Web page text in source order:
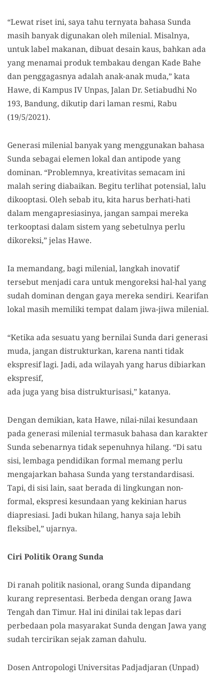
“Lewat riset ini, saya tahu ternyata bahasa Sunda
masih banyak digunakan oleh milenial. Misalnya,
untuk label makanan, dibuat desain kaus, bahkan ada
yang menamai produk tembakau dengan Kade Bahe
dan penggagasnya adalah anak-anak muda,” kata
Hawe, di Kampus IV Unpas, Jalan Dr. Setiabudhi No
193, Bandung, dikutip dari laman resmi, Rabu
(19/5/2021).
Generasi milenial banyak yang menggunakan bahasa
Sunda sebagai elemen lokal dan antipode yang
dominan. “Problemnya, kreativitas semacam ini
malah sering diabaikan. Begitu terlihat potensial, lalu
dikooptasi. Oleh sebab itu, kita harus berhati-hati
dalam mengapresiasinya, jangan sampai mereka
terkooptasi dalam sistem yang sebetulnya perlu
dikoreksi,” jelas Hawe.
Ia memandang, bagi milenial, langkah inovatif
tersebut menjadi cara untuk mengoreksi hal-hal yang
sudah dominan dengan gaya mereka sendiri. Kearifan
lokal masih memiliki tempat dalam jiwa-jiwa milenial.
“Ketika ada sesuatu yang bernilai Sunda dari generasi
muda, jangan distrukturkan, karena nanti tidak
ekspresif lagi. Jadi, ada wilayah yang harus dibiarkan
ekspresif,
ada juga yang bisa distrukturisasi,” katanya.
Dengan demikian, kata Hawe, nilai-nilai kesundaan
pada generasi milenial termasuk bahasa dan karakter
Sunda sebenarnya tidak sepenuhnya hilang. “Di satu
sisi, lembaga pendidikan formal memang perlu
mengajarkan bahasa Sunda yang terstandardisasi.
Tapi, di sisi lain, saat berada di lingkungan non-
formal, ekspresi kesundaan yang kekinian harus
diapresiasi. Jadi bukan hilang, hanya saja lebih
fleksibel,” ujarnya.
Ciri Politik Orang Sunda
Di ranah politik nasional, orang Sunda dipandang
kurang representasi. Berbeda dengan orang Jawa
Tengah dan Timur. Hal ini dinilai tak lepas dari
perbedaan pola masyarakat Sunda dengan Jawa yang
sudah tercirikan sejak zaman dahulu.
Dosen Antropologi Universitas Padjadjaran (Unpad)